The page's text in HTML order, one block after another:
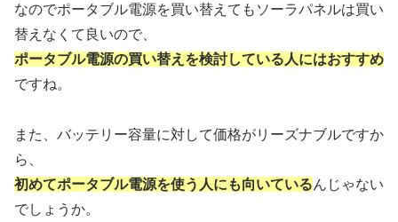
なのでポータブル電源を買い替えてもソーラパネルは買い
替えなくて良いので、
ポータブル電源の買い替えを検討している人にはおすすめ
ですね。
また、バッテリー容量に対して価格がリーズナブルですか
ら、
初めてポータブル電源を使う人にも向いているんじゃない
でしょうか。